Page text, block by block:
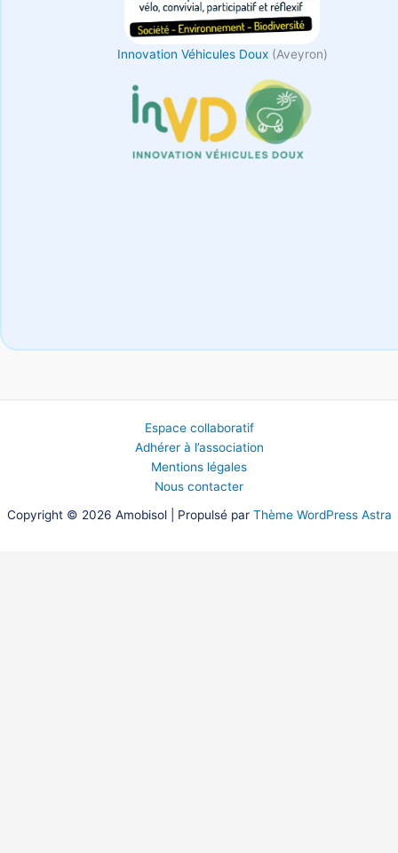
Innovation Véhicules Doux(Aveyron)
Espace collaboratif
Adhérer à l’association
Mentions légales
Nous contacter
Copyright © 2026 Amobisol | Propulsé par Thème WordPress Astra